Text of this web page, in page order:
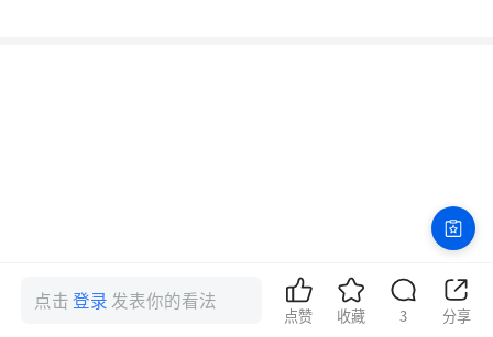
点击登录 发表你的看法
点赞 收藏 3 分享